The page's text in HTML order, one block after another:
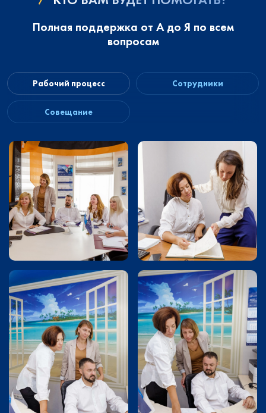
Полная поддержка от А до Я по всем
вопросам
Рабочий процесс Сотрудники
Совещание